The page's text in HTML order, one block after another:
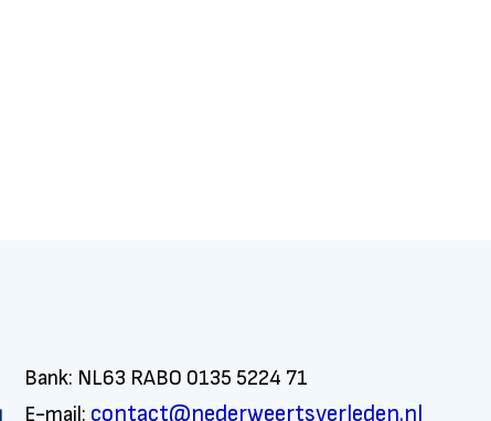
Bank: NL63 RABO 0135 5224 71
E-mail: contact@nederweertsverleden.nl